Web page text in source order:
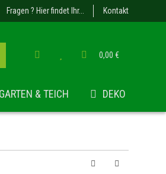
Fragen ? Hier findet Ihr... Kontakt
0,00 €
GARTEN & TEICH DEKO